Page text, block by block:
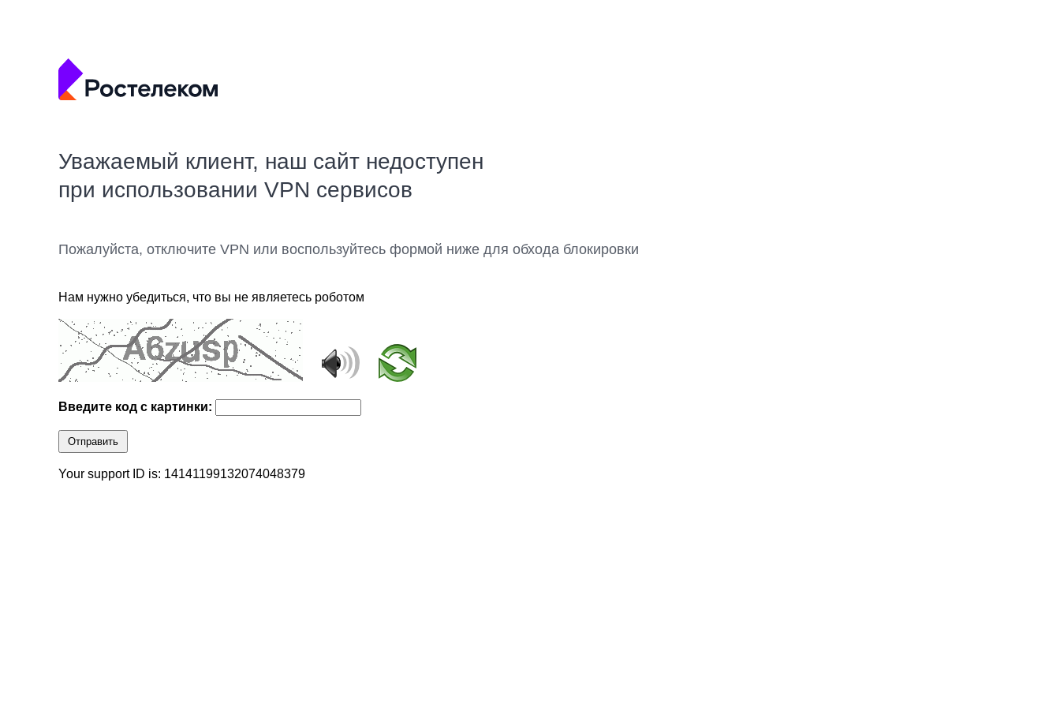
Уважаемый клиент, наш сайт недоступен
при использовании VPN сервисов
Пожалуйста, отключите VPN или воспользуйтесь формой ниже для обхода блокировки
Нам нужно убедиться, что вы не являетесь роботом
Введите код с картинки:
Отправить
Your support ID is: 14141199132074048379